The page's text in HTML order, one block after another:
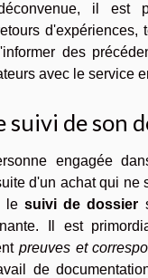
il est
d'expériences,
des
avec le service
suivi de son
engagée
d'un achat qui ne
le suivi de dossier
Il est
preuves et
de